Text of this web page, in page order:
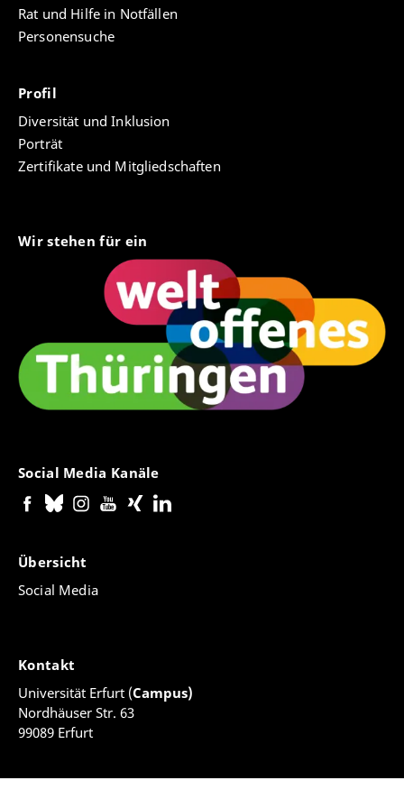
Rat und Hilfe in Notfällen
Personensuche
Profil
Diversität und Inklusion
Porträt
Zertifikate und Mitgliedschaften
Wir stehen für ein
Social Media Kanäle
Übersicht
Social Media
Kontakt
Universität Erfurt (Campus)
Nordhäuser Str. 63
99089 Erfurt